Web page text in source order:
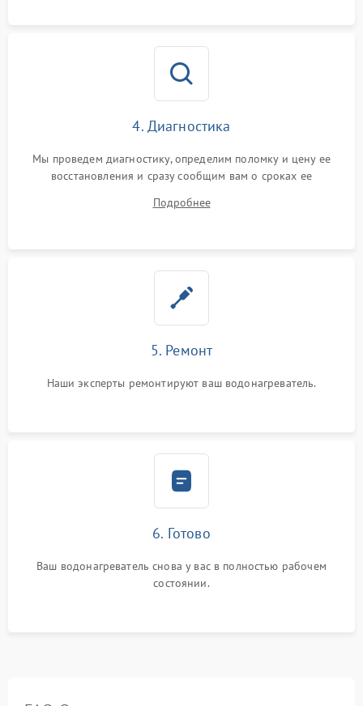
4. Диагностика
Мы проведем диагностику, определим поломку и цену ее
восстановления и сразу сообщим вам о сроках ее
Подробнее
5. Ремонт
Наши эксперты ремонтируют ваш водонагреватель.
6. Готово
Ваш водонагреватель снова у вас в полностью рабочем
состоянии.